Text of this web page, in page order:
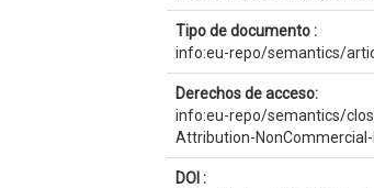
Tipo de documento :
info:eu-repo/semantics/
Derechos de acceso:
info:eu-repo/semantics/
Attribution-NonCommercial-
DOI :